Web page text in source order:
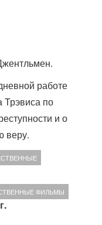
работе
Трэвиса по
и о
веру.
ФИЛЬМЫ